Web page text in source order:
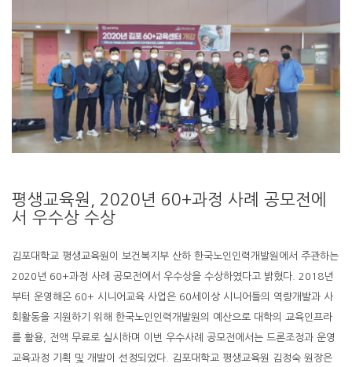
평생교육원, 2020년 60+과정 사례 공모전에
서 우수상 수상
김포대학교 평생교육원이 보건복지부 산하 한국노인인력개발원에서 주관하는
2020년 60+과정 사례 공모전에서 우수상을 수상하였다고 밝혔다. 2018년
부터 운영해온 60+ 시니어교육 사업은 60세이상 시니어들의 역량개발과 사
회활동을 지원하기 위해 한국노인인력개발원의 예산으로 대학의 교육인프라
를 활용, 전액 무료로 실시하며 이번 우수사례 공모전에서는 드론조정과 운영
교육과정 기획 및 개발이 선정되었다. 김포대학교 평생교육원 김정숙 원장은